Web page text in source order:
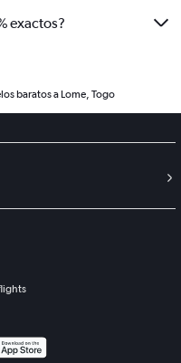
exactos?
baratos a Lome, Togo